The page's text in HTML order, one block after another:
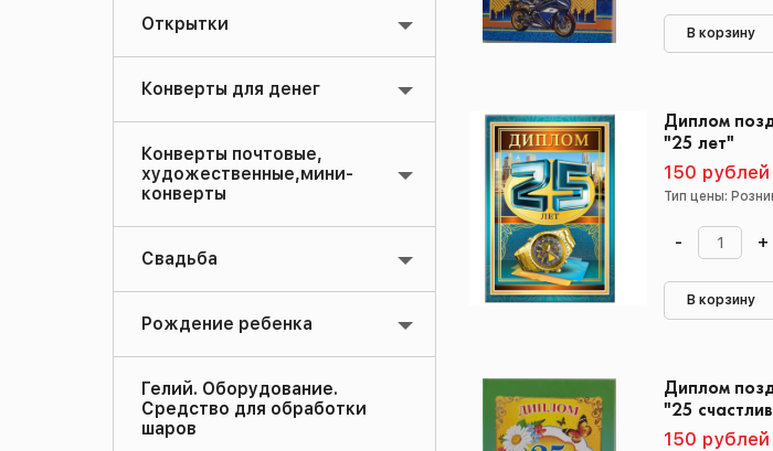
Открытки
Конверты для денег
Конверты почтовые,
художественные,мини-
конверты
Свадьба
Рождение ребенка
Гелий. Оборудование.
Средство для обработки
шаров
В корзину
Диплом
"25 лет"
150 рублей
Тип цены:
- +
В корзину
Диплом
"25
150 рублей